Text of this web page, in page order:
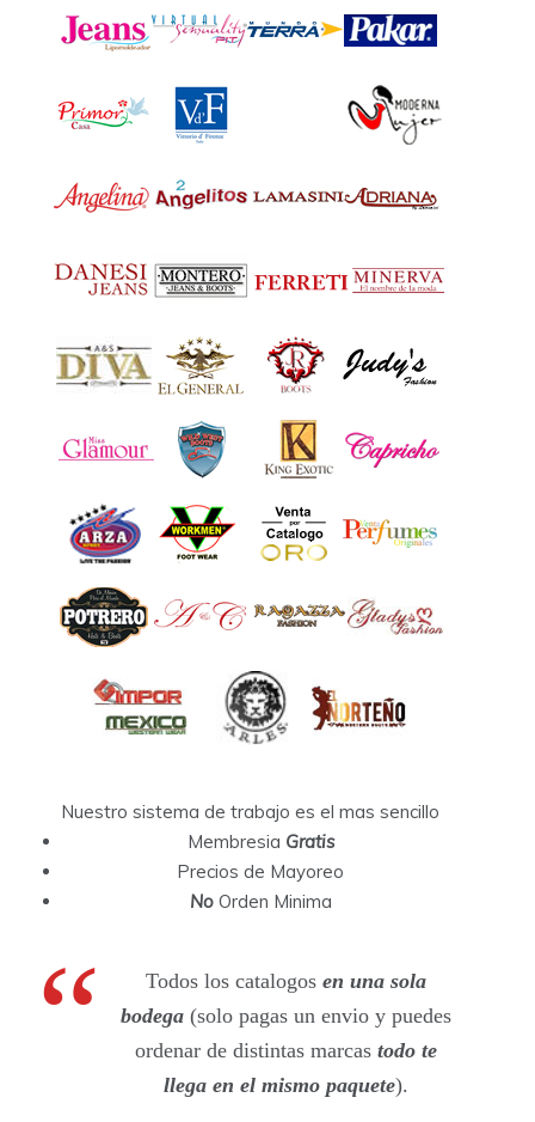
Nuestro sistema de trabajo es el mas sencillo
Membresia Gratis
Precios de Mayoreo
NoOrden Minima
Todos los catalogos en una sola
bodega (solo pagas un envio y puedes
ordenar de distintas marcastodo te
llega en el mismo paquete).